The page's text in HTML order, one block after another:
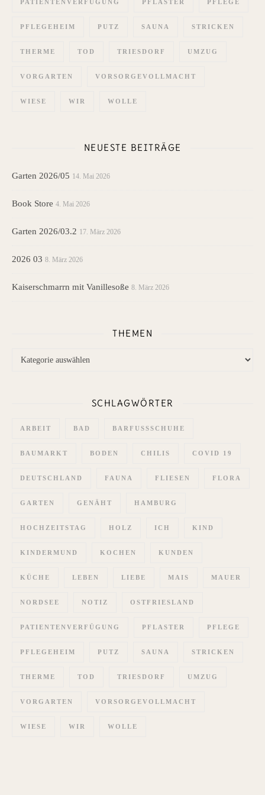
PATIENTENVERFÜGUNG PFLASTER PFLEGE
PFLEGEHEIM PUTZ SAUNA STRICKEN
THERME TOD TRIESDORF UMZUG
VORGARTEN VORSORGEVOLLMACHT
WIESE WIR WOLLE
NEUESTE BEITRÄGE
Garten 2026/05 14. Mai 2026
Book Store 4. Mai 2026
Garten 2026/03.2 17. März 2026
2026 03 8. März 2026
Kaiserschmarrn mit Vanillesoße 8. März 2026
THEMEN
SCHLAGWÖRTER
ARBEIT BAD BARFUSSSCHUHE
BAUMARKT BODEN CHILIS COVID 19
DEUTSCHLAND FAUNA FLIESEN FLORA
GARTEN GENÄHT HAMBURG
HOCHZEITSTAG HOLZ ICH KIND
KINDERMUND KOCHEN KUNDEN
KÜCHE LEBEN LIEBE MAIS MAUER
NORDSEE NOTIZ OSTFRIESLAND
PATIENTENVERFÜGUNG PFLASTER PFLEGE
PFLEGEHEIM PUTZ SAUNA STRICKEN
THERME TOD TRIESDORF UMZUG
VORGARTEN VORSORGEVOLLMACHT
WIESE WIR WOLLE